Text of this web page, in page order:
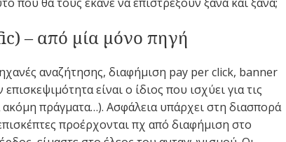
– από μία μόνο πηγή
αναζήτησης, διαφήμιση pay per click, banner
είναι ο ίδιος που ισχύει για τις
πράγματα…). Ασφάλεια υπάρχει στη διασπορά
προέρχονται πχ από διαφήμιση στο